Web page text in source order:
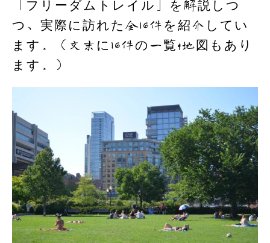
o
e
r
a
「フリーダムトレイル」を解説しつ
つ、実際に訪れた全16件を紹介してい
ます。（文末に16件の一覧&地図もあり
ます。）